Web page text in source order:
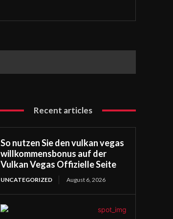
Recent articles
So nutzen Sie den vulkan vegas
willkommensbonus auf der
Vulkan Vegas Offizielle Seite
UNCATEGORIZED August 6, 2026